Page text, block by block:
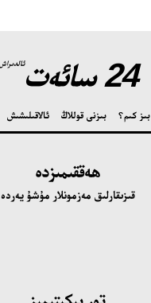
24 سائەت ئالدىراش
بىز كىم؟ بىزنى قوللاڭ ئالاقىلىشىش
ھەققىمىزدە
قىزىقارلىق مەزمونلار مۇشۇ يەردە